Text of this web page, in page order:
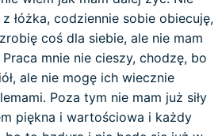
łóżka, codziennie sobie obiecuję,
coś dla siebie, ale nie mam
mnie nie cieszy, chodzę, bo
ale nie mogę ich wiecznie
Poza tym nie mam już siły
piękna i wartościowa i każdy